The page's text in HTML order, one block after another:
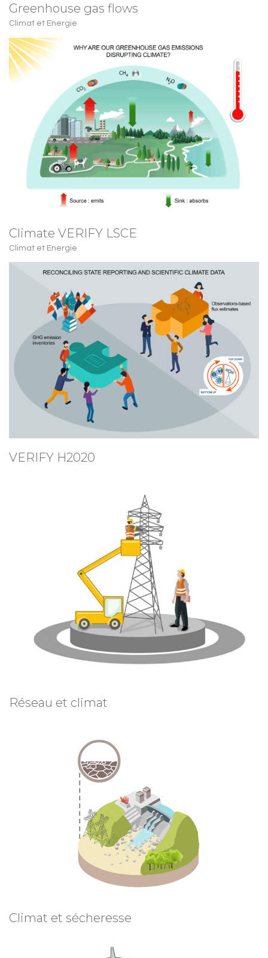
Greenhouse gas flows
Climat et Energie
Climate VERIFY LSCE
Climat et Energie
VERIFY H2020
Réseau et climat
Climat et sécheresse